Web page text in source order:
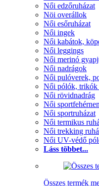
Női edzőruházat
Nöi overállok
Női esőruházat
Női ingek
Női kabátok,
Női leggings
Női merinó
Női nadrágok
Női pulóverek,
Női pólók, trikók
Női rövidnadrág
Női
Női sportruházat
Női termikus
Női trekking
Női UV-védő
Láss többet...
Összes termék